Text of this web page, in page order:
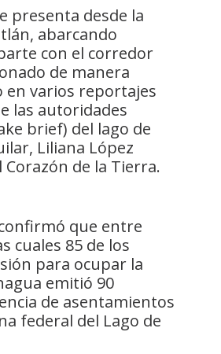
presenta desde la
abarcando
con el corredor
de manera
en varios reportajes
las autoridades
brief) del lago de
Liliana López
Corazón de la Tierra.
que entre
cuales 85 de los
para ocupar la
emitió 90
de asentamientos
federal del Lago de